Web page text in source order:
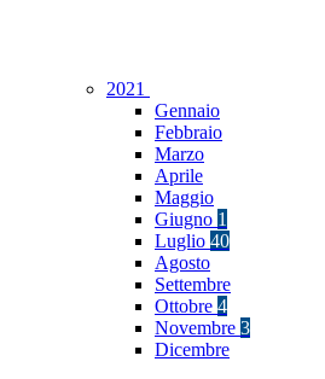
2021
Gennaio
Febbraio
Marzo
Aprile
Maggio
Giugno 1
Luglio 40
Agosto
Settembre
Ottobre 4
Novembre 3
Dicembre